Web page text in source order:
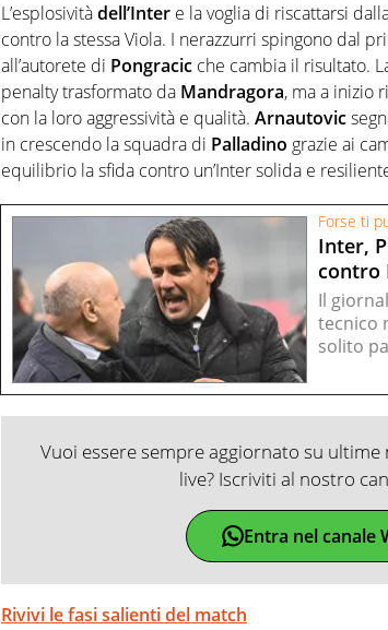
L’esplosivitàdell’Inter e la voglia di riscattarsi
contro la stessa Viola. I nerazzurri spingono dal
all’autorete di Pongracic che cambia il risultato.
penalty trasformato da Mandragora, ma a inizio
con la loro aggressività e qualità. Arnautovic
in crescendo la squadra di Palladino grazie ai
equilibrio la sfida contro un’Inter solida e
Forse ti
Inter,
contro
Il
tecnico
solito
Vuoi essere sempre aggiornato su
live? Iscriviti al nostro
Entra nel canale
Rivivi le fasi salienti del match